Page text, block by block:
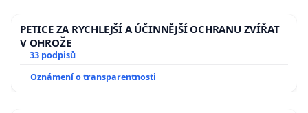
PETICE ZA RYCHLEJŠÍ A ÚČINNĚJŠÍ OCHRANU ZVÍŘAT
V OHROŽE
33 podpisů
Oznámení o transparentnosti